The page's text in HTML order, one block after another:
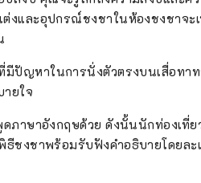
งและอุปกรณ์ชงชาในห้องชงชาจ
ปัญหาในการนั่งตัวตรงบนเสื่อทา
ยใจ
ภาษาอังกฤษด้วย ดังนั้นนักท่องเที่ย
ชงชาพร้อมรับฟังคำอธิบายโดยละ